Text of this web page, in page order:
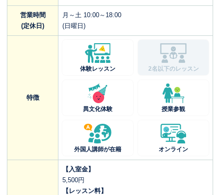
営業時間
(定休日)
月～土 10:00～18:00
(日曜日)
特徴
体験レッスン 2名以下のレッスン
異文化体験 授業参観
外国人講師が在籍 オンライン
【入室金】
5,500円
【レッスン料】